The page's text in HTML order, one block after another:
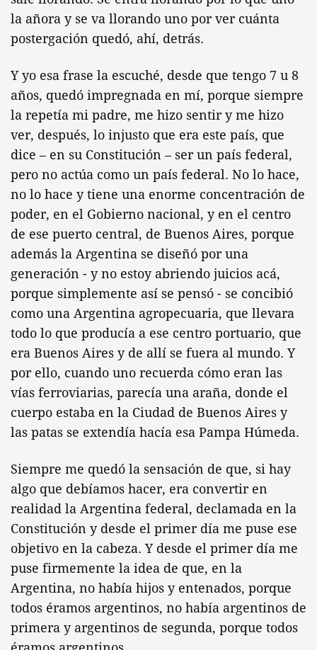
la añora y se va llorando uno por ver cuánta
postergación quedó, ahí, detrás.
Y yo esa frase la escuché, desde que tengo 7 u 8
años, quedó impregnada en mí, porque siempre
la repetía mi padre, me hizo sentir y me hizo
ver, después, lo injusto que era este país, que
dice – en su Constitución – ser un país federal,
pero no actúa como un país federal. No lo hace,
no lo hace y tiene una enorme concentración de
poder, en el Gobierno nacional, y en el centro
de ese puerto central, de Buenos Aires, porque
además la Argentina se diseñó por una
generación - y no estoy abriendo juicios acá,
porque simplemente así se pensó - se concibió
como una Argentina agropecuaria, que llevara
todo lo que producía a ese centro portuario, que
era Buenos Aires y de allí se fuera al mundo. Y
por ello, cuando uno recuerda cómo eran las
vías ferroviarias, parecía una araña, donde el
cuerpo estaba en la Ciudad de Buenos Aires y
las patas se extendía hacía esa Pampa Húmeda.
Siempre me quedó la sensación de que, si hay
algo que debíamos hacer, era convertir en
realidad la Argentina federal, declamada en la
Constitución y desde el primer día me puse ese
objetivo en la cabeza. Y desde el primer día me
puse firmemente la idea de que, en la
Argentina, no había hijos y entenados, porque
todos éramos argentinos, no había argentinos de
primera y argentinos de segunda, porque todos